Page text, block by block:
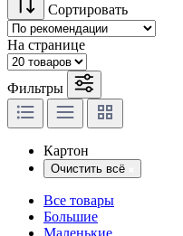
Сортировать
На странице
Фильтры
Картон
Очистить всё
Все товары
Большие
Маленькие